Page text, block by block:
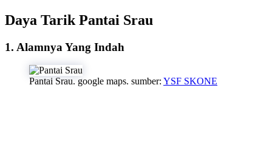
Daya Tarik Pantai Srau
1. Alamnya Yang Indah
Pantai Srau. google maps. sumber: YSF SKONE